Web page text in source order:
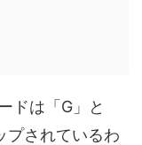
ドは「G」と
プされているわ